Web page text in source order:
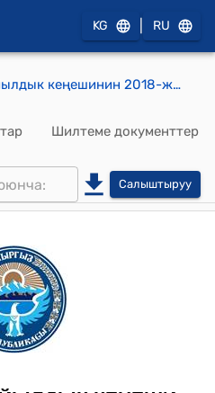
KG RU
Сары-Коо айылдык кеңешинин 2018-жылдын 29-ноябрындагы №41 "Чуй облусунун Жайыл районунун Сары-Коо айылдык Кеңешинин иш регламентин бекитүү жөнүндө"токтому
Шилтеме документтер
Салыштыруу